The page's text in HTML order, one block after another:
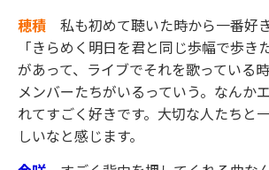
穂積 私も初めて聴いた時から一番好
「きらめく明日を君と同じ歩幅で歩き
があって、ライブでそれを歌っている
メンバーたちがいるっていう。なんか
れてすごく好きです。大切な人たちと
しいなと感じます。